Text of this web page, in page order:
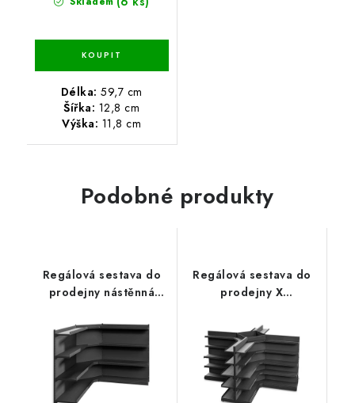
Délka: 59,7 cm
Šířka: 12,8 cm
Výška: 11,8 cm
Podobné produkty
Regálová sestava do
prodejny nástěnná
police
Regálová sestava do
prodejny X